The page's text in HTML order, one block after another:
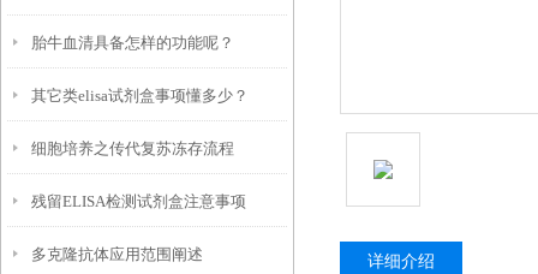
胎牛血清具备怎样的功能呢？
其它类elisa试剂盒事项懂多少？
细胞培养之传代复苏冻存流程
残留ELISA检测试剂盒注意事项
多克隆抗体应用范围阐述 详细介绍